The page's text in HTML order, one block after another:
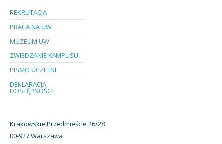
REKRUTACJA
PRACA NA UW
MUZEUM UW
ZWIEDZANIE KAMPUSU
PISMO UCZELNI
DEKLARACJA
DOSTĘPNOŚCI
Krakowskie Przedmieście 26/28
00-927 Warszawa